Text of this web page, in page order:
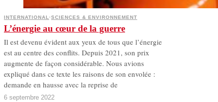
INTERNATIONAL ·SCIENCES & ENVIRONNEMENT
L’énergie au cœur de la guerre
Il est devenu évident aux yeux de tous que l’énergie
est au centre des conflits. Depuis 2021, son prix
augmente de façon considérable. Nous avions
expliqué dans ce texte les raisons de son envolée :
demande en hausse avec la reprise de
6 septembre 2022